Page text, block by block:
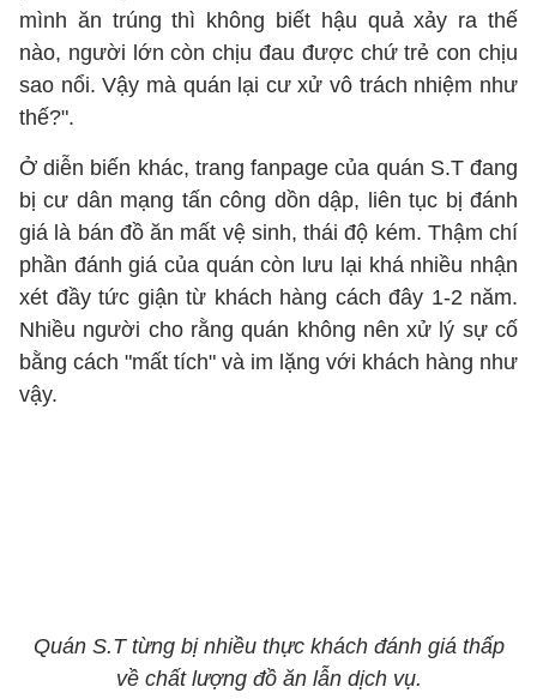
mình ăn trúng thì không biết hậu quả xảy ra thế
nào, người lớn còn chịu đau được chứ trẻ con chịu
sao nổi. Vậy mà quán lại cư xử vô trách nhiệm như
thế?".
Ở diễn biến khác, trang fanpage của quán S.T đang
bị cư dân mạng tấn công dồn dập, liên tục bị đánh
giá là bán đồ ăn mất vệ sinh, thái độ kém. Thậm chí
phần đánh giá của quán còn lưu lại khá nhiều nhận
xét đầy tức giận từ khách hàng cách đây 1-2 năm.
Nhiều người cho rằng quán không nên xử lý sự cố
bằng cách "mất tích" và im lặng với khách hàng như
vậy.
Quán S.T từng bị nhiều thực khách đánh giá thấp
về chất lượng đồ ăn lẫn dịch vụ.